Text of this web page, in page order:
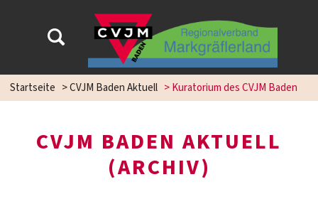
Startseite >CVJM Baden Aktuell >Kuratorium des CVJM Baden
CVJM BADEN AKTUELL
(ARCHIV)